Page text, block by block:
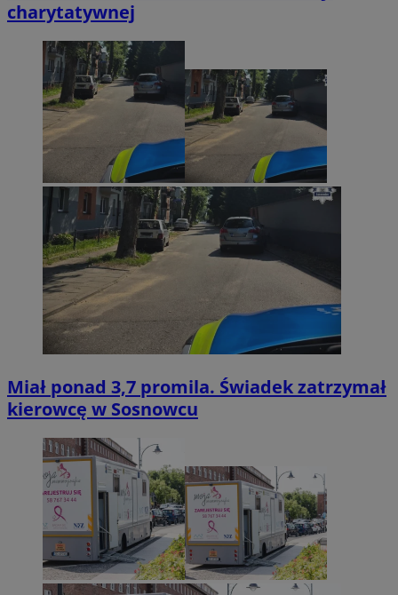
charytatywnej
Miał ponad 3,7 promila. Świadek zatrzymał
kierowcę w Sosnowcu